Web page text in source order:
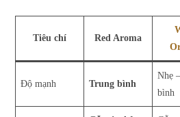
Tiêu chí Red Aroma
Độ mạnh Trung bình
Nhẹ
bình